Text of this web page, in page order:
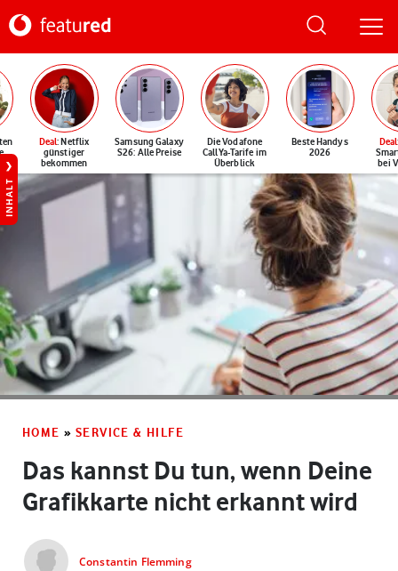
Deal: Netflix
günstiger
bekommen
Samsung Galaxy
S26: Alle Preise
Die Vodafone
CallYa-Tarife im
Überblick
Beste Handys
2026
Deal
bei
INHALT
HOME » SERVICE & HILFE
Das kannst Du tun, wenn Deine
Grafikkarte nicht erkannt wird
Constantin Flemming